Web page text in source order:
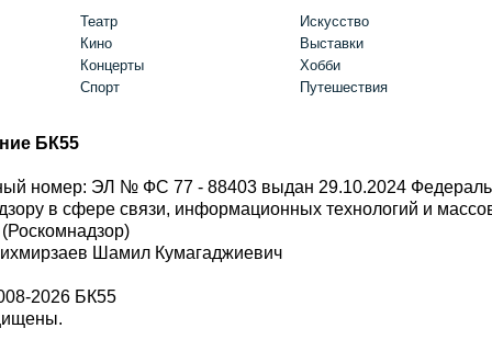
Театр
Кино
Концерты
Спорт
Искусство
Выставки
Хобби
Путешествия
БК55
номер: ЭЛ № ФС 77 - 88403 выдан 29.10.2024
в сфере связи, информационных технологий и
Шамил Кумагаджиевич
2026 БК55